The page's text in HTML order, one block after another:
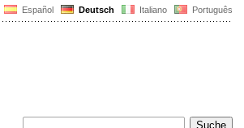
Español Deutsch Italiano Português